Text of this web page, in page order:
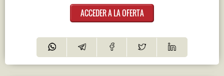
ACCEDER A LA OFERTA